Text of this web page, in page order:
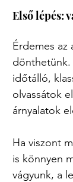
Első lépés:
Érdemes az
dönthetünk.
időtálló,
olvassátok
árnyalatok
Ha viszont
is könnyen
vágyunk, a